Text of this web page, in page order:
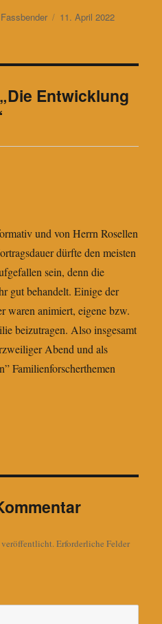
Veröffentlicht
11. April 2022
Entwicklung
und von Herrn Rosellen
dürfte den meisten
sein, denn die
gut behandelt. Einige der
waren animiert, eigene bzw.
beizutragen. Also insgesamt
Abend und als
Familienforscherthemen
Erforderliche Felder